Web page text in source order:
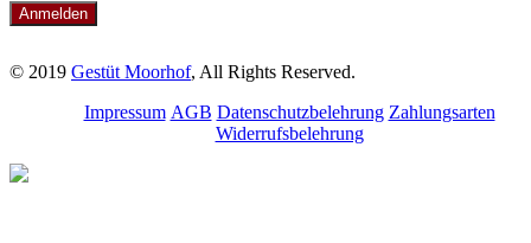
© 2019 Gestüt Moorhof, All Rights Reserved.
Impressum AGB Datenschutzbelehrung Zahlungsarten
Widerrufsbelehrung